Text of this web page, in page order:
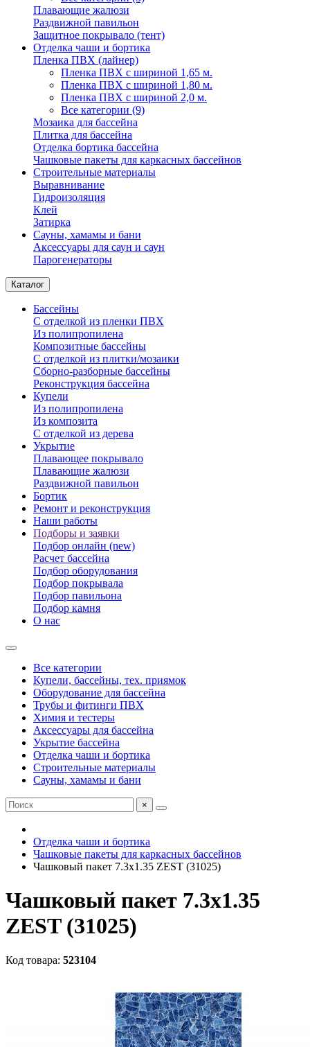
Плавающие жалюзи
Раздвижной павильон
Защитное покрывало (тент)
Отделка чаши и бортика
Пленка ПВХ (лайнер)
Пленка ПВХ с шириной 1,65 м.
Пленка ПВХ с шириной 1,80 м.
Пленка ПВХ с шириной 2,0 м.
Все категории (9)
Мозаика для бассейна
Плитка для бассейна
Отделка бортика бассейна
Чашковые пакеты для каркасных бассейнов
Строительные материалы
Выравнивание
Гидроизоляция
Клей
Затирка
Сауны, хамамы и бани
Аксессуары для саун и саун
Парогенераторы
Каталог
Бассейны
С отделкой из пленки ПВХ
Из полипропилена
Композитные бассейны
С отделкой из плитки/мозаики
Сборно-разборные бассейны
Реконструкция бассейна
Купели
Из полипропилена
Из композита
С отделкой из дерева
Укрытие
Плавающее покрывало
Плавающие жалюзи
Раздвижной павильон
Бортик
Ремонт и реконструкция
Наши работы
Подборы и заявки
Подбор онлайн (new)
Расчет бассейна
Подбор оборудования
Подбор покрывала
Подбор павильона
Подбор камня
О нас
Все категории
Купели, бассейны, тех. приямок
Оборудование для бассейна
Трубы и фитинги ПВХ
Химия и тестеры
Аксессуары для бассейна
Укрытие бассейна
Отделка чаши и бортика
Строительные материалы
Сауны, хамамы и бани
×
Отделка чаши и бортика
Чашковые пакеты для каркасных бассейнов
Чашковый пакет 7.3х1.35 ZEST (31025)
Чашковый пакет 7.3х1.35
ZEST (31025)
Код товара: 523104